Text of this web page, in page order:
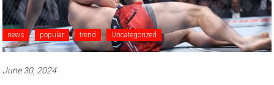
news popular trend Uncategorized
June 30, 2024